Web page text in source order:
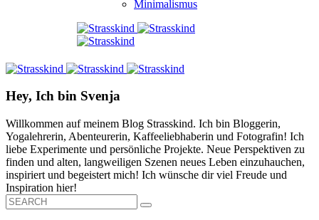
Minimalismus
Hey, Ich bin Svenja
Willkommen auf meinem Blog Strasskind. Ich bin Bloggerin,
Yogalehrerin, Abenteurerin, Kaffeeliebhaberin und Fotografin! Ich
liebe Experimente und persönliche Projekte. Neue Perspektiven zu
finden und alten, langweiligen Szenen neues Leben einzuhauchen,
inspiriert und begeistert mich! Ich wünsche dir viel Freude und
Inspiration hier!